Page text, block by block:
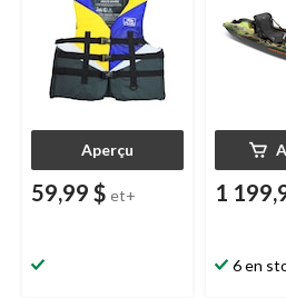
Aperçu
59,99 $ et+ 1
6 en